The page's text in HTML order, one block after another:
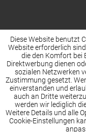
Diese Website benutzt
Website erforderlich
die den Komfort bei
Direktwerbung dienen
sozialen Netzwerken
Zustimmung gesetzt.
einverstanden und
auch an Dritte
werden wir lediglich
Weitere Details und alle
Cookie-Einstellungen